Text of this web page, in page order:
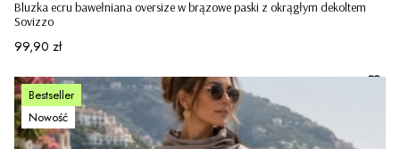
Bluzka ecru bawełniana oversize w brązowe paski z okrągłym dekoltem
Sovizzo
Cena
99,90 zł
Bestseller
Nowość